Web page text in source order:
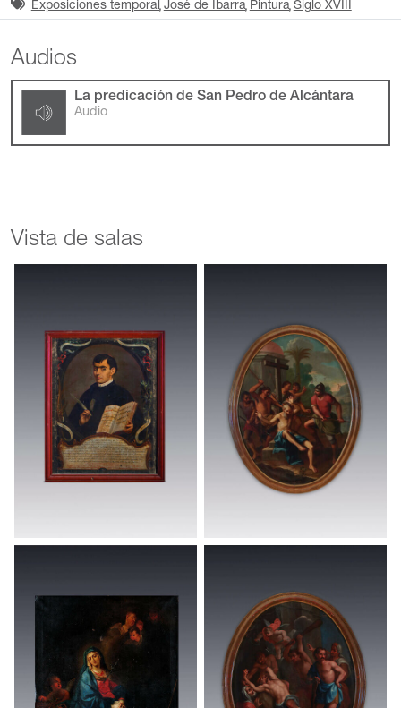
Exposiciones temporal José de Ibarra Pintura Siglo XVIII
Audios
La predicación de San Pedro de Alcántara
Audio
Vista de salas